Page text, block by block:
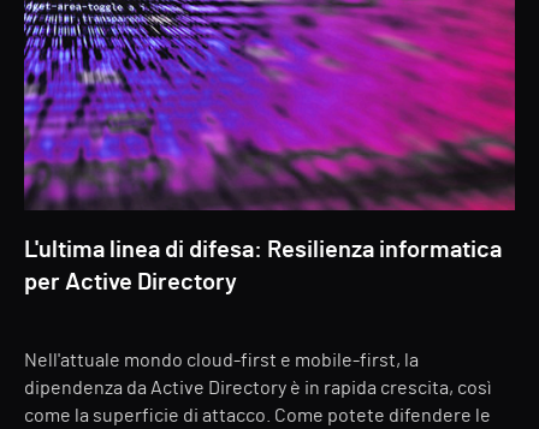
L'ultima linea di difesa: Resilienza informatica
per Active Directory
Nell'attuale mondo cloud-first e mobile-first, la
dipendenza da Active Directory è in rapida crescita, così
come la superficie di attacco. Come potete difendere le